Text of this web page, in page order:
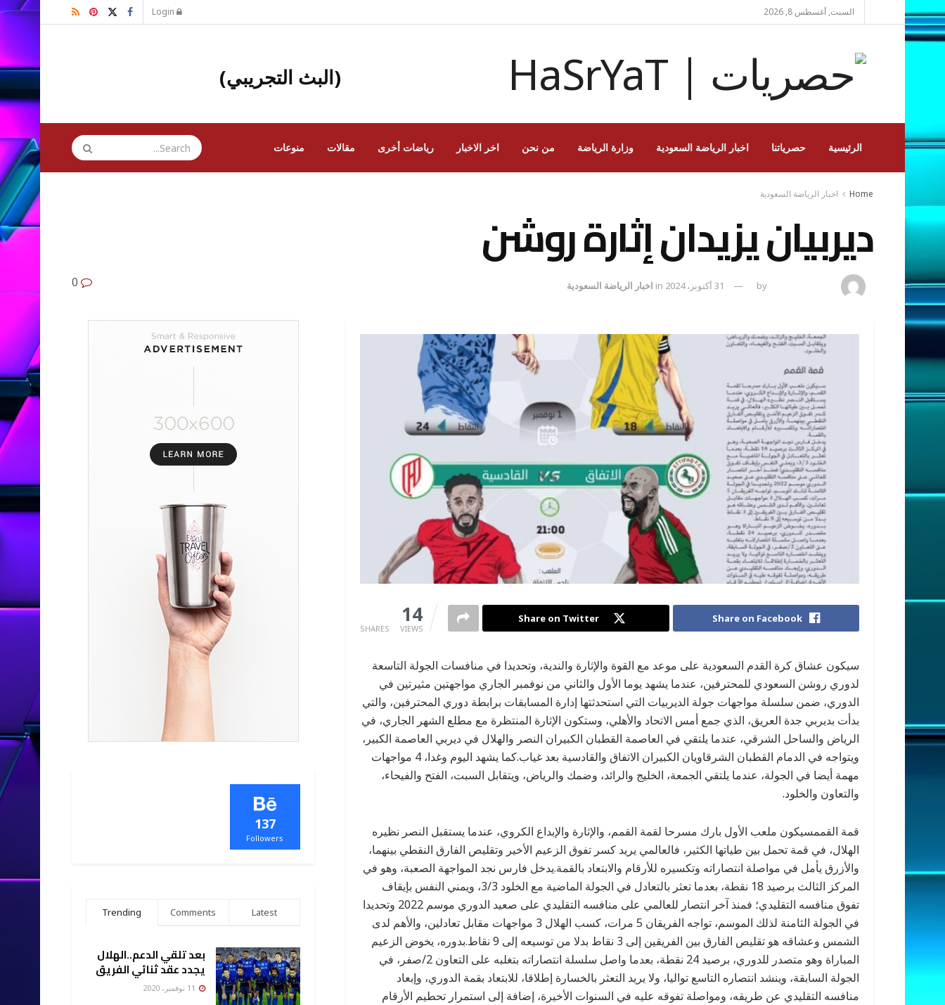
السبت, أغسطس 8, 2026
(البث التجريبي)
الرئيسية حصرياتنا اخبار الرياضة السعودية وزارة الرياضة من نحن اخر الاخبار رياضات أخرى مقالات منوعات
Home اخبار الرياضة السعودية
ديربيان يزيدان إثارة روشن
by 31 أكتوبر، 2024 in اخبار الرياضة السعودية
SHARES
14
VIEWS
Share on Facebook
Share on Twitter
سيكون عشاق كرة القدم السعودية على موعد مع القوة والإثارة والندية، وتحديدا في منافسات الجولة التاسعة
لدوري روشن السعودي للمحترفين، عندما يشهد يوما الأول والثاني من نوفمبر الجاري مواجهتين مثيرتين في
الدوري، ضمن سلسلة مواجهات جولة الديربيات التي استحدثتها إدارة المسابقات برابطة دوري المحترفين، والتي
بدأت بديربي جدة العريق، الذي جمع أمس الاتحاد والأهلي، وستكون الإثارة المنتظرة مع مطلع الشهر الجاري، في
الرياض والساحل الشرقي، عندما يلتقي في العاصمة القطبان الكبيران النصر والهلال في ديربي العاصمة الكبير،
ويتواجه في الدمام القطبان الشرقاويان الكبيران الاتفاق والقادسية بعد غياب.كما يشهد اليوم وغدا، 4 مواجهات
مهمة أيضا في الجولة، عندما يلتقي الجمعة، الخليج والرائد، وضمك والرياض، ويتقابل السبت، الفتح والفيحاء،
والتعاون والخلود.
قمة القممسيكون ملعب الأول بارك مسرحا لقمة القمم، والإثارة والإبداع الكروي، عندما يستقبل النصر نظيره
الهلال، في قمة تحمل بين طياتها الكثير، فالعالمي يريد كسر تفوق الزعيم الأخير وتقليص الفارق النقطي بينهما،
والأزرق يأمل في مواصلة انتصاراته وتكسيره للأرقام والابتعاد بالقمة.يدخل فارس نجد المواجهة الصعبة، وهو في
المركز الثالث برصيد 18 نقطة، بعدما تعثر بالتعادل في الجولة الماضية مع الخلود 3/3، ويمني النفس بإيقاف
تفوق منافسه التقليدي؛ فمنذ آخر انتصار للعالمي على منافسه التقليدي على صعيد الدوري موسم 2022 وتحديدا
في الجولة الثامنة لذلك الموسم، تواجه الفريقان 5 مرات، كسب الهلال 3 مواجهات مقابل تعادلين، والأهم لدى
الشمس وعشاقه هو تقليص الفارق بين الفريقين إلى 3 نقاط بدلا من توسيعه إلى 9 نقاط.بدوره، يخوض الزعيم
المباراة وهو متصدر للدوري، برصيد 24 نقطة، بعدما واصل سلسلة انتصاراته بتغلبه على التعاون 2/صفر، في
الجولة السابقة، وينشد انتصاره التاسع تواليا، ولا يريد التعثر بالخسارة إطلاقا، للابتعاد بقمة الدوري، وإبعاد
منافسه التقليدي عن طريقه، ومواصلة تفوقه عليه في السنوات الأخيرة، إضافة إلى استمرار تحطيم الأرقام
137
Followers
Trending Comments Latest
بعد تلقي الدعم..الهلال
يجدد عقد ثنائي الفريق